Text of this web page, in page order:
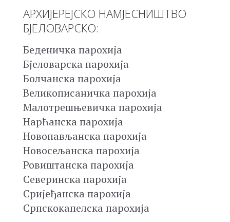
АРХИЈЕРЕЈСКО НАМЈЕСНИШТВО
БЈЕЛОВАРСКО:
Беденичка парохија
Бјеловарска парохија
Болчанска парохија
Великописаничка парохија
Малотрешњевичка парохија
Нарћанска парохија
Новопављанска парохија
Новосељанска парохија
Ровиштанска парохија
Северинска парохија
Сријеђанска парохија
Српскокапелска парохија